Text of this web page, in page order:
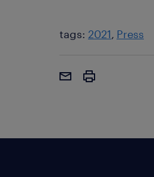
tags: 2021 Press